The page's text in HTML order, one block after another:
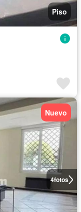
Piso
4fotos
Nuevo